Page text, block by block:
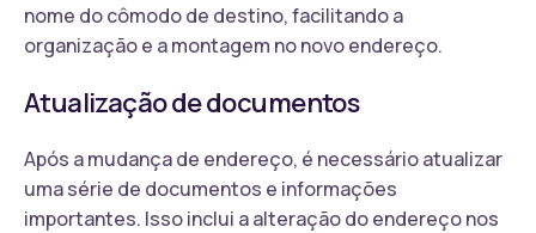
nome do cômodo de destino, facilitando a
organização e a montagem no novo endereço.
Atualização de documentos
Após a mudança de endereço, é necessário atualizar
uma série de documentos e informações
importantes. Isso inclui a alteração do endereço nos